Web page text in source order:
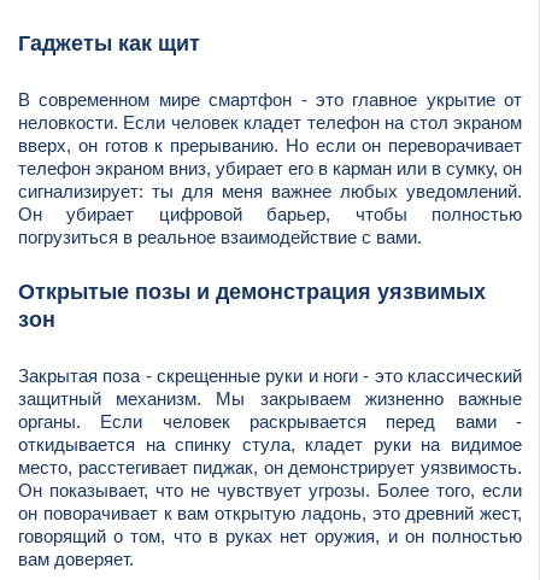
Гаджеты как щит
В современном мире смартфон - это главное укрытие от
неловкости. Если человек кладет телефон на стол экраном
вверх, он готов к прерыванию. Но если он переворачивает
телефон экраном вниз, убирает его в карман или в сумку, он
сигнализирует: ты для меня важнее любых уведомлений.
Он убирает цифровой барьер, чтобы полностью
погрузиться в реальное взаимодействие с вами.
Открытые позы и демонстрация уязвимых
зон
Закрытая поза - скрещенные руки и ноги - это классический
защитный механизм. Мы закрываем жизненно важные
органы. Если человек раскрывается перед вами -
откидывается на спинку стула, кладет руки на видимое
место, расстегивает пиджак, он демонстрирует уязвимость.
Он показывает, что не чувствует угрозы. Более того, если
он поворачивает к вам открытую ладонь, это древний жест,
говорящий о том, что в руках нет оружия, и он полностью
вам доверяет.